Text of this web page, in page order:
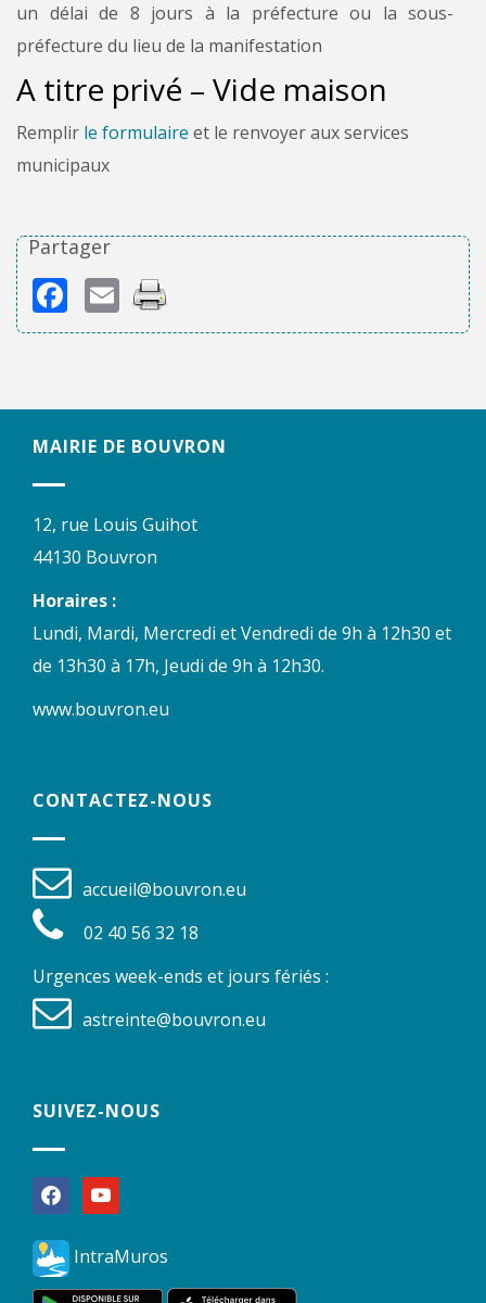
un délai de 8 jours à la préfecture ou la sous-
préfecture du lieu de la manifestation
A titre privé – Vide maison
Remplir le formulaire et le renvoyer aux services
municipaux
Partager
Facebook
Email
MAIRIE DE BOUVRON
12, rue Louis Guihot
44130 Bouvron
Horaires :
Lundi, Mardi, Mercredi et Vendredi de 9h à 12h30 et
de 13h30 à 17h, Jeudi de 9h à 12h30.
www.bouvron.eu
CONTACTEZ-NOUS
accueil@bouvron.eu
02 40 56 32 18
Urgences week-ends et jours fériés :
astreinte@bouvron.eu
SUIVEZ-NOUS
facebookyoutube
IntraMuros